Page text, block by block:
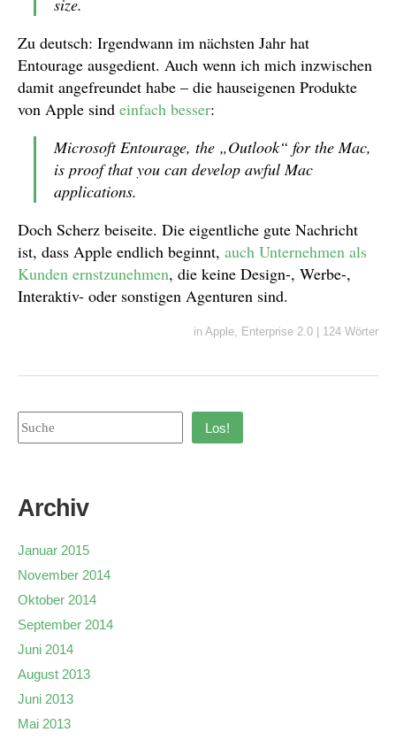
size.
Zu deutsch: Irgendwann im nächsten Jahr hat
Entourage ausgedient. Auch wenn ich mich inzwischen
damit angefreundet habe – die hauseigenen Produkte
von Apple sind einfach besser:
Microsoft Entourage, the „Outlook“ for the Mac,
is proof that you can develop awful Mac
applications.
Doch Scherz beiseite. Die eigentliche gute Nachricht
ist, dass Apple endlich beginnt, auch Unternehmen als
Kunden ernstzunehmen, die keine Design-, Werbe-,
Interaktiv- oder sonstigen Agenturen sind.
in Apple, Enterprise 2.0 124 Wörter
Los!
Archiv
Januar 2015
November 2014
Oktober 2014
September 2014
Juni 2014
August 2013
Juni 2013
Mai 2013